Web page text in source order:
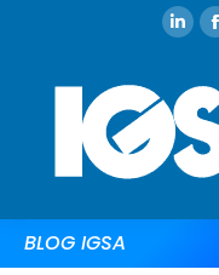
BLOG IGSA